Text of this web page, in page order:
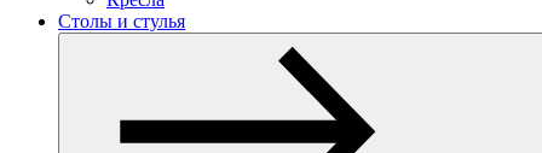
Столы и стулья